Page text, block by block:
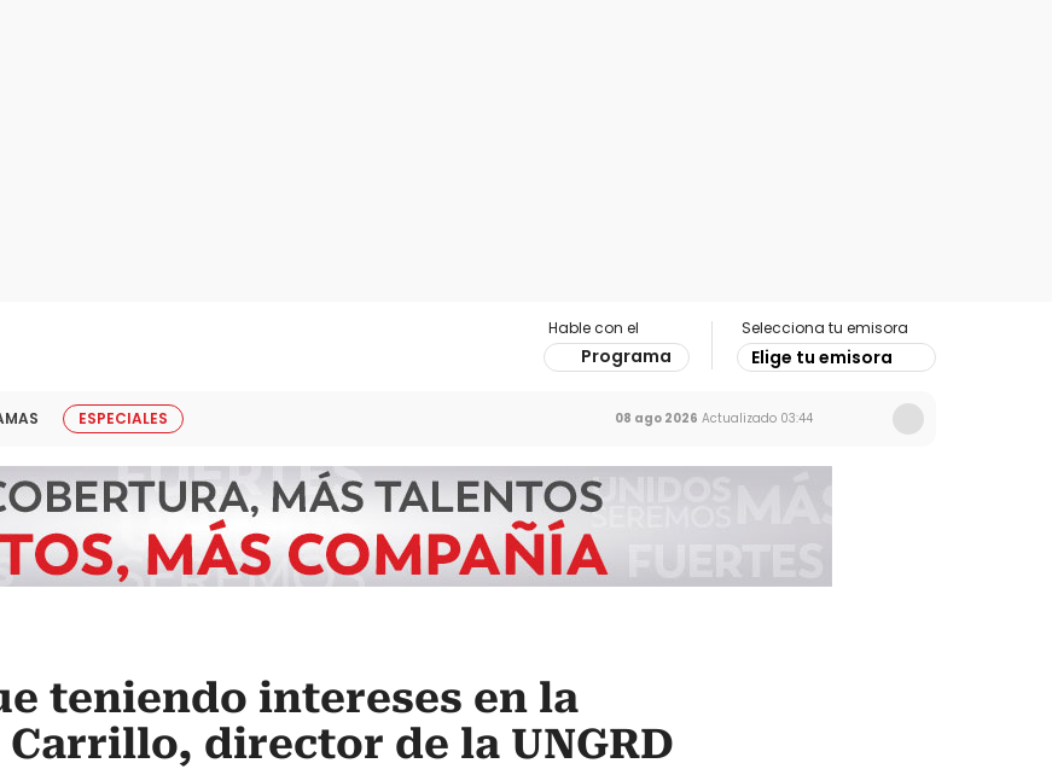
Hable con el
Programa
Selecciona tu emisora
Elige tu emisora
ESPECIALES 08 ago 2026 Actualizado 03:44
teniendo intereses en la
director de la UNGRD